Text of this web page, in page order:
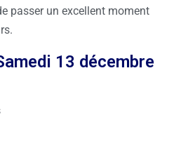
passer un excellent moment
13 décembre